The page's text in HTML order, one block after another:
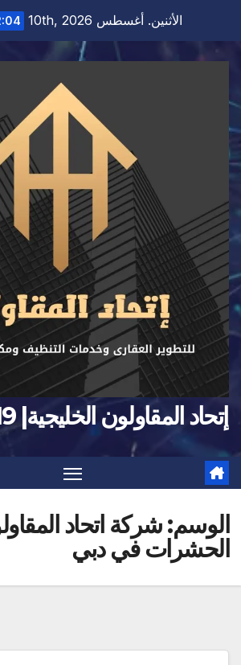
content
الأثنين. أغسطس 10th, 2026 AM
إتحاد المقاولون الخليجية| 0556115019
الوسم:شركة اتحاد
الحشرات في دبي